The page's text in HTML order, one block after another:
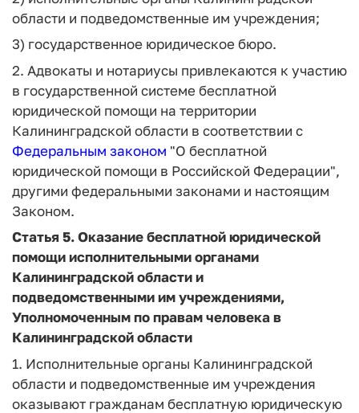
области и подведомственные им учреждения;
3) государственное юридическое бюро.
2. Адвокаты и нотариусы привлекаются к участию
в государственной системе бесплатной
юридической помощи на территории
Калининградской области в соответствии с
Федеральным законом "О бесплатной
юридической помощи в Российской Федерации",
другими федеральными законами и настоящим
Законом.
Статья 5.Оказание бесплатной юридической
помощи исполнительными органами
Калининградской области и
подведомственными им учреждениями,
Уполномоченным по правам человека в
Калининградской области
1. Исполнительные органы Калининградской
области и подведомственные им учреждения
оказывают гражданам бесплатную юридическую